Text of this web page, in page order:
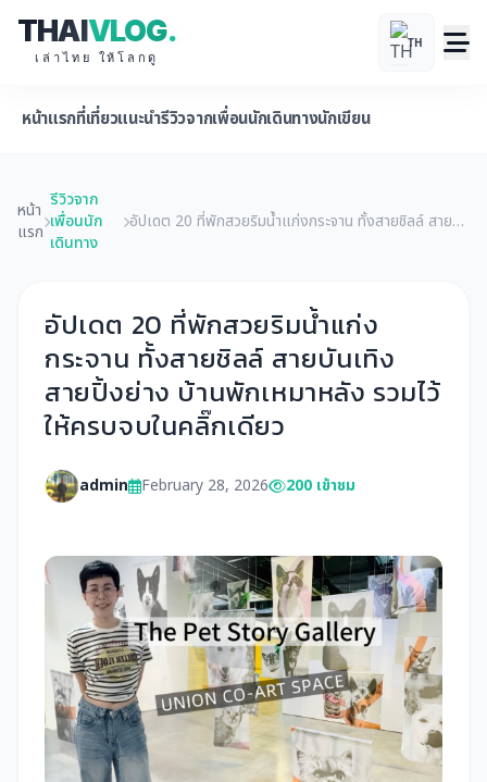
THAIVLOG.
เล่าไทย ให้โลกดู
TH
หน้าแรกที่เที่ยวแนะนำรีวิวจากเพื่อนนักเดินทางนักเขียน
หน้า
แรก
รีวิวจาก
เพื่อนนัก
เดินทาง
อัปเดต 20 ที่พักสวยริมน้ำแก่งกระจาน ทั้งสายชิลล์ สาย
อัปเดต 20 ที่พักสวยริมน้ำแก่ง
กระจาน ทั้งสายชิลล์ สายบันเทิง
สายปิ้งย่าง บ้านพักเหมาหลัง รวมไว้
ให้ครบจบในคลิ๊กเดียว
admin February 28, 2026 200 เข้าชม